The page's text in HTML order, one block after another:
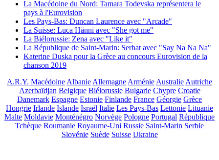
La Macédoine du Nord: Tamara Todevska représentera le
pays à l'Eurovision
Les Pays-Bas: Duncan Laurence avec "Arcade"
La Suisse: Luca Hänni avec "She got me"
La Biélorussie: Zena avec "Like it"
La République de Saint-Marin: Serhat avec "Say Na Na Na"
Katerine Duska pour la Grèce au concours Eurovision de la
chanson 2019
A.R.Y. Macédoine Albanie Allemagne Arménie Australie Autriche
Azerbaïdjan Belgique Biélorussie Bulgarie Chypre Croatie
Danemark Espagne Estonie Finlande France Géorgie Grèce
Hongrie Irlande Islande Israël Italie Les Pays-Bas Lettonie Lituanie
Malte Moldavie Monténégro Norvège Pologne Portugal République
Tchèque Roumanie Royaume-Uni Russie Saint-Marin Serbie
Slovénie Suède Suisse Ukraine